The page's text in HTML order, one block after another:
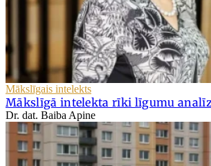
Mākslīgais intelekts
Mākslīgā intelekta rīki līgumu
Dr. dat. Baiba Apine